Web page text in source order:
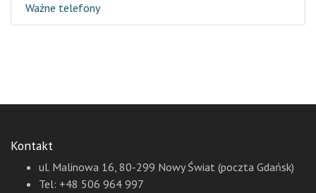
Ważne telefony
Kontakt
ul. Malinowa 16, 80-299 Nowy Świat (poczta Gdańsk)
Tel: +48 506 964 997